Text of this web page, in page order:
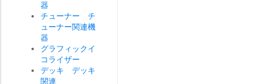
器
チューナー チ
ューナー関連機
器
グラフィックイ
コライザー
デッキ デッキ
関連